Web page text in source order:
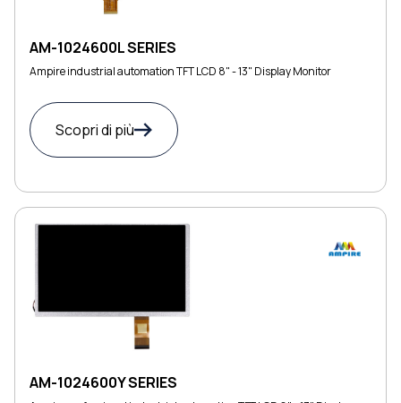
AM-1024600L SERIES
Ampire industrial automation TFT LCD 8" - 13" Display Monitor
Scopri di più
AM-1024600Y SERIES